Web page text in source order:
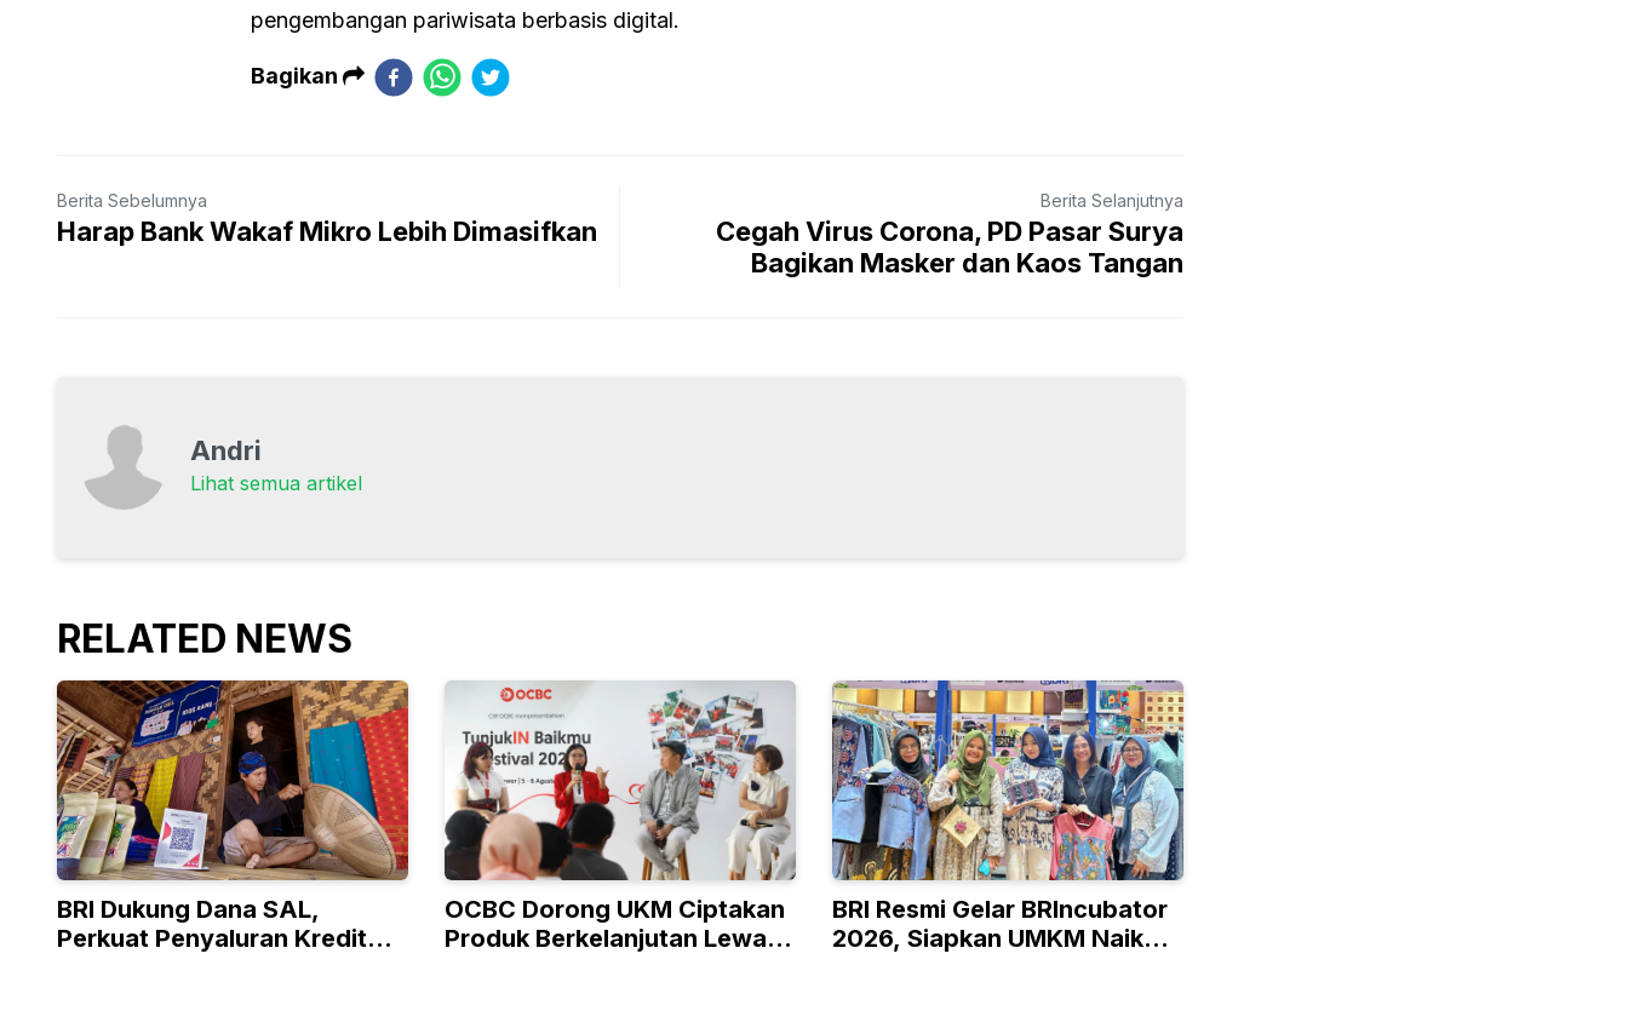
pengembangan pariwisata berbasis digital.
Bagikan
Berita Sebelumnya
Harap Bank Wakaf Mikro Lebih Dimasifkan
Berita Selanjutnya
Cegah Virus Corona, PD Pasar Surya
Bagikan Masker dan Kaos Tangan
Andri
Lihat semua artikel
RELATED NEWS
BRI Dukung Dana SAL,
Perkuat Penyaluran Kredit
OCBC Dorong UKM Ciptakan
Produk Berkelanjutan Lewat
BRI Resmi Gelar BRIncubator
2026, Siapkan UMKM Naik